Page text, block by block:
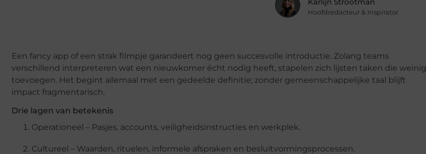
Hoofdredacteur & Inspirator
Een fancy app of een strak filmpje garandeert nog geen succesvolle introductie. Zolang teams
verschillend interpreteren wat een nieuwkomer écht nodig heeft, stapelen zich lijsten taken die weinig
toevoegen. Het begint allemaal met een gedeelde definitie; zonder gemeenschappelijke taal blijft
impact fragmentarisch.
Drie lagen van betekenis
Operationeel – Pasjes, accounts, veiligheids­instructies en werkplek.
Cultureel – Waarden, rituelen, informele afspraken en besluitvormings­processen.